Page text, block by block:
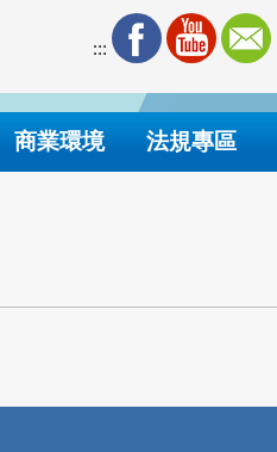
:::
商業環境 法規專區